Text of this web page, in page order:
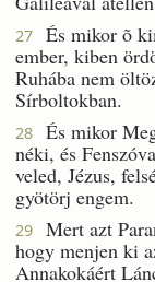
27
És mikor õ
ember, kiben
Ruhába nem
Sírboltokban.
28
És mikor
néki, és
veled, Jézus,
gyötörj engem.
29
Mert azt
hogy menjen ki
Annakokáért